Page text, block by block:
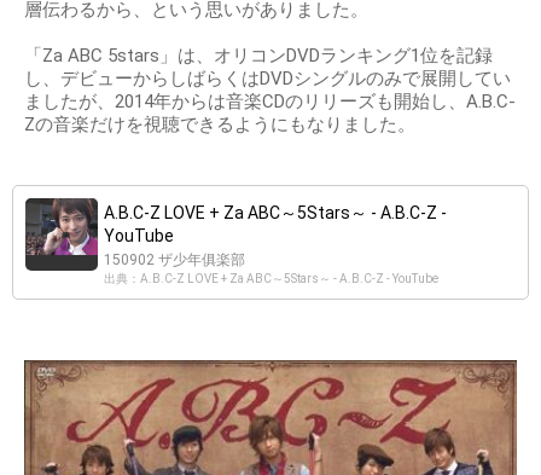
層伝わるから、という思いがありました。
「Za ABC 5stars」は、オリコンDVDランキング1位を記録
し、デビューからしばらくはDVDシングルのみで展開してい
ましたが、2014年からは音楽CDのリリーズも開始し、A.B.C-
Zの音楽だけを視聴できるようにもなりました。
A.B.C-Z LOVE + Za ABC～5Stars～ - A.B.C-Z -
YouTube
150902 ザ少年俱楽部
出典：A.B.C-Z LOVE + Za ABC～5Stars～ - A.B.C-Z - YouTube